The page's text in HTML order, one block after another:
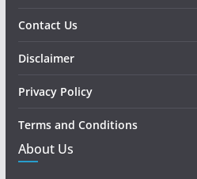
Contact Us
Disclaimer
Privacy Policy
Terms and Conditions
About Us